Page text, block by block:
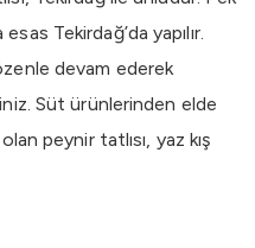
Tekirdağ’da yapılır.
devam ederek
Süt ürünlerinden elde
peynir tatlısı, yaz kış